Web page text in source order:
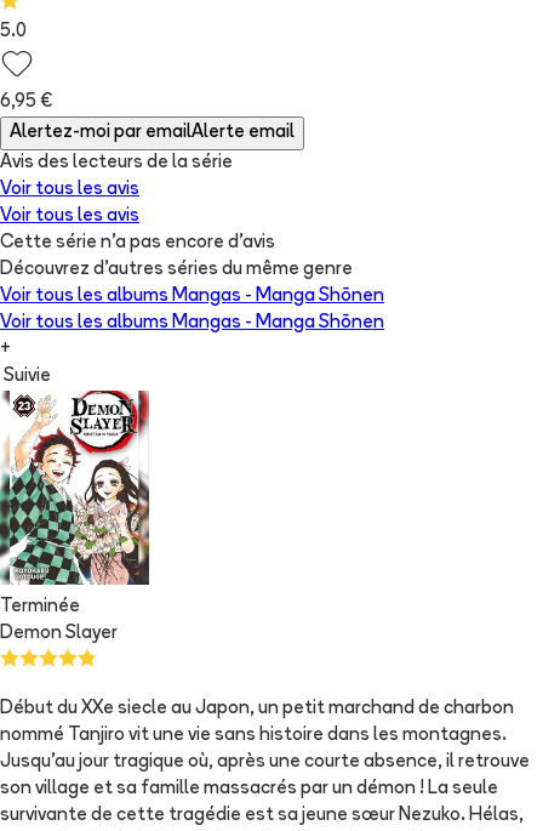
5.0
6,95 €
Alertez-moi par emailAlerte email
Avis des lecteurs de la série
Voir tous les avis
Voir tous les avis
Cette série n'a pas encore d'avis
Découvrez d'autres séries du même genre
Voir tous les albums Mangas - Manga Shōnen
Voir tous les albums Mangas - Manga Shōnen
+
Suivie
Terminée
Demon Slayer
Début du XXe siecle au Japon, un petit marchand de charbon
nommé Tanjiro vit une vie sans histoire dans les montagnes.
Jusqu’au jour tragique où, après une courte absence, il retrouve
son village et sa famille massacrés par un démon ! La seule
survivante de cette tragédie est sa jeune sœur Nezuko. Hélas,